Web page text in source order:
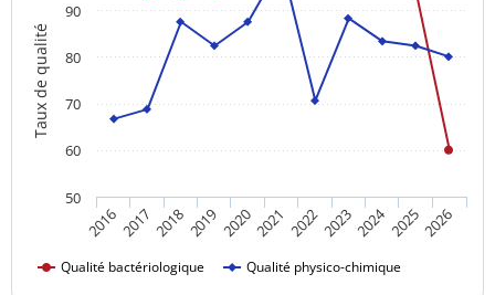
Taux de qualité
Qualité bactériologique Qualité physico-chimique
20162017 2018201920202021 20222023202420252026
50
60
70
80
90